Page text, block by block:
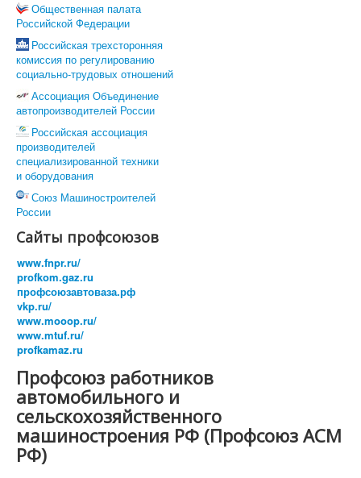
Средняя заработная на предприятиях отрасли
Профстандарты
Комиссия по социально-экономическим вопросам
Правовая защита
Законодательство
Проекты законов, НПА
Судебная практика
Практика правоприменения
Информационная работа
Международное сотрудничество
Организационная работа
Органы Профсоюза
Съезд Профсоюза
Председатель Профсоюза, заместители Председателя
ЦК Профсоюза
Президиум Профсоюза
КРК Профсоюза
Бюро Президиума
Постоянные комиссии ЦК Профсоюза
уставной работе
Финансово-бюджетная комиссия ЦК Профсоюза АСМ
РФ
Комиссия ЦК Профсоюза АСМ РФ по охране труда и
защите от экологической опасности
Комиссия ЦК Профсоюза по вопросам профсоюзного
образования, молодежной политики и
информационной работы в Профсоюзе АСМ РФ
Комиссия ЦК Профсоюза АСМ РФ по социально-
Организации Профсоюза
Общественная палата
Российской Федерации
Российская трехсторонняя
комиссия по регулированию
социально-трудовых отношений
Ассоциация Объединение
автопроизводителей России
Российская ассоциация
производителей
специализированной техники
и оборудования
Союз Машиностроителей
России
Сайты профсоюзов
www.fnpr.ru/
profkom.gaz.ru
профсоюзавтоваза.рф
vkp.ru/
www.mooop.ru/
www.mtuf.ru/
profkamaz.ru
Профсоюз работников
автомобильного и
сельскохозяйственного
машиностроения РФ (Профсоюз АСМ
РФ)